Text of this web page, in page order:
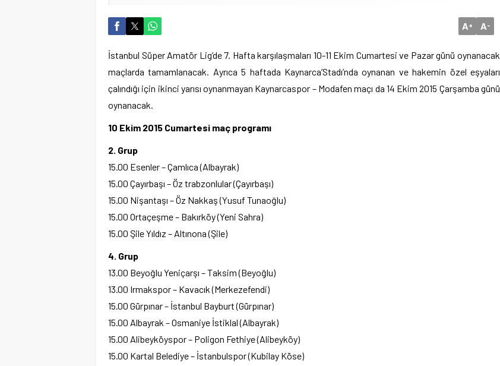
A+ A-
İstanbul Süper Amatör Lig’de 7. Hafta karşılaşmaları 10-11 Ekim Cumartesi ve Pazar günü oynanacak
maçlarda tamamlanacak. Ayrıca 5 haftada Kaynarca’Stadı’nda oynanan ve hakemin özel eşyaları
çalındığı için ikinci yarısı oynanmayan Kaynarcaspor – Modafen maçı da 14 Ekim 2015 Çarşamba günü
oynanacak.
10 Ekim 2015 Cumartesi maç programı
2. Grup
15.00 Esenler – Çamlıca (Albayrak)
15.00 Çayırbaşı – Öz trabzonlular (Çayırbaşı)
15.00 Nişantaşı – Öz Nakkaş (Yusuf Tunaoğlu)
15.00 Ortaçeşme – Bakırköy (Yeni Sahra)
15.00 Şile Yıldız – Altınona (Şile)
4. Grup
13.00 Beyoğlu Yeniçarşı – Taksim (Beyoğlu)
13.00 Irmakspor – Kavacık (Merkezefendi)
15.00 Gürpınar – İstanbul Bayburt (Gürpınar)
15.00 Albayrak – Osmaniye İstiklal (Albayrak)
15.00 Alibeyköyspor – Poligon Fethiye (Alibeyköy)
15.00 Kartal Belediye – İstanbulspor (Kubilay Köse)